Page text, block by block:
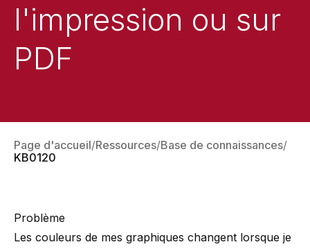
l'impression ou sur
PDF
Page d'accueil Ressources Base de connaissances
KB0120
Problème
Les couleurs de mes graphiques changent lorsque je